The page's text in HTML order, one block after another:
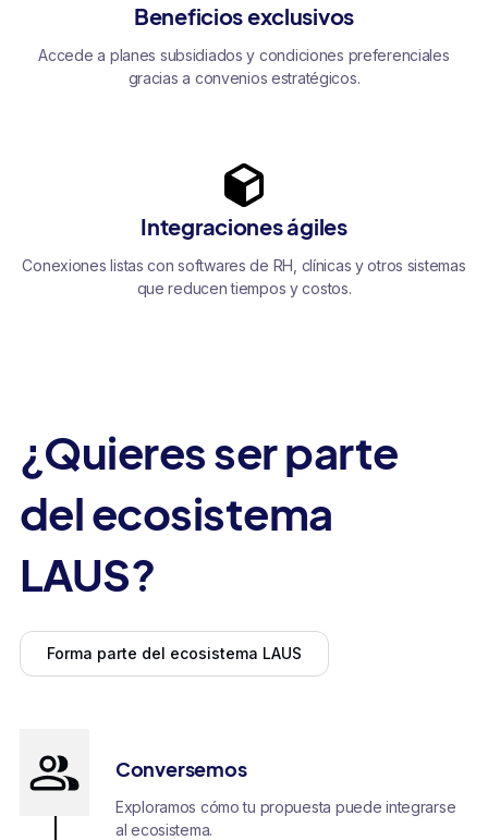
Beneficios exclusivos
Accede a planes subsidiados y condiciones preferenciales
gracias a convenios estratégicos.
Integraciones ágiles
Conexiones listas con softwares de RH, clínicas y otros sistemas
que reducen tiempos y costos.
¿Quieres ser parte
del ecosistema
LAUS?
Forma parte del ecosistema LAUS
Conversemos
Exploramos cómo tu propuesta puede integrarse
al ecosistema.